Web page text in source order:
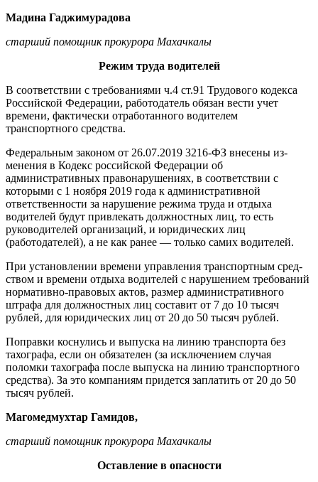
Мадина Гаджимурадова
старший помощник прокурора Махачкалы
Режим труда водителей
В соответствии с требованиями ч.4 ст.91 Трудового кодекса
Рос­сийской Федерации, работода­тель обязан вести учет
времени, фактически отработанного води­телем
транспортного средства.
Федеральным законом от 26.07.2019 3216-ФЗ внесены из­
менения в Кодекс российской Фе­дерации об
административных правонарушениях, в соответствии с
которыми с 1 ноября 2019 года к административной
ответственно­сти за нарушение режима труда и отдыха
водителей будут привлекать должностных лиц, то есть
руково­дителей организаций, и юридиче­ских лиц
(работодателей), а не как ранее — только самих водителей.
При установлении времени управления транспортным сред­
ством и времени отдыха водителей с нарушением требований
норма­тивно-правовых актов, размер административного
штрафа для должностных лиц составит от 7 до 10 тысяч
рублей, для юридических лиц от 20 до 50 тысяч рублей.
Поправки коснулись и выпуска на линию транспорта без
тахогра­фа, если он обязателен (за исклю­чением случая
поломки тахографа после выпуска на линию транс­портного
средства). За это компа­ниям придется заплатить от 20 до 50
тысяч рублей.
Магомедмухтар Гамидов,
старший помощник прокурора Махачкалы
Оставление в опасности